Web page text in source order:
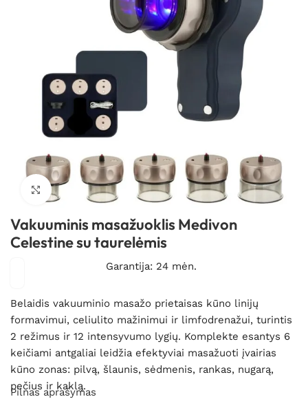
Spustelėkite, kad padidintumėte
Vakuuminis masažuoklis Medivon
Celestine su taurelėmis
Garantija: 24 mėn.
Belaidis vakuuminio masažo prietaisas kūno linijų
formavimui, celiulito mažinimui ir limfodrenažui, turintis
2 režimus ir 12 intensyvumo lygių. Komplekte esantys 6
keičiami antgaliai leidžia efektyviai masažuoti įvairias
kūno zonas: pilvą, šlaunis, sėdmenis, rankas, nugarą,
pečius ir kaklą.
Pilnas aprašymas